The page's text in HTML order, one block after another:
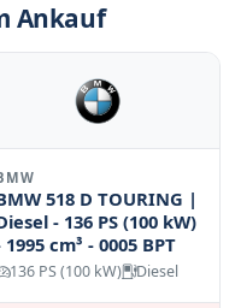
Ankauf
518 D TOURING |
- 136 PS (100 kW)
1995 cm³ - 0005 BPT
136 PS (100 kW) Diesel